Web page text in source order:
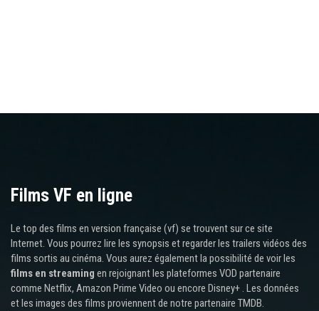
Films VF en ligne
Le top des films en version française (vf) se trouvent sur ce site
Internet. Vous pourrez lire les synopsis et regarder les trailers vidéos des
films sortis au cinéma. Vous aurez également la possibilité de voir les
films en streaming en rejoignant les plateformes VOD partenaire
comme Netflix, Amazon Prime Video ou encore Disney+ . Les données
et les images des films proviennent de notre partenaire TMDB.